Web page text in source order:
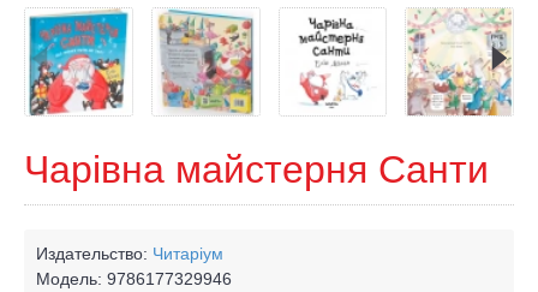
Чарівна майстерня Санти
Издательство: Читаріум
Модель: 9786177329946